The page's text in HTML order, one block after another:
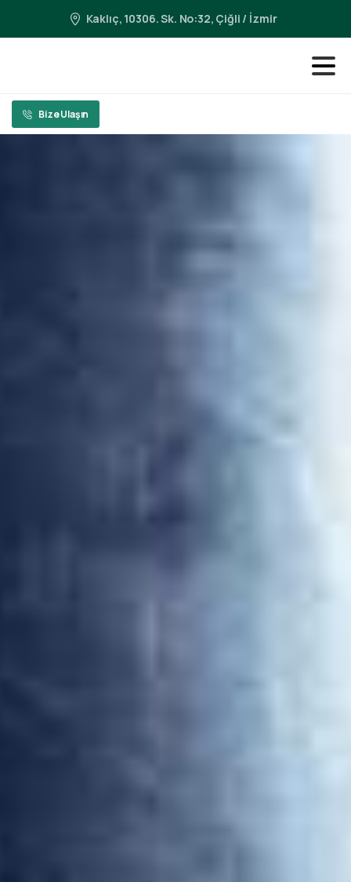
Kaklıç, 10306. Sk. No:32, Çiğli / İzmir
Bize Ulaşın